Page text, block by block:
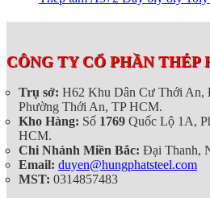
CÔNG TY CỔ PHẦN THÉP
Trụ sở: H62 Khu Dân Cư Thới An,
Phường Thới An, TP HCM.
Kho Hàng: Số 1769 Quốc Lộ 1A,
HCM.
Chi Nhánh Miền Bắc: Đại Thanh,
Email: duyen@hungphatsteel.com
MST: 0314857483